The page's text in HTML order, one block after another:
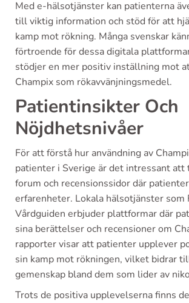
Med e-hälsotjänster kan patienterna
till viktig information och stöd för att
kamp mot rökning. Många svenskar
förtroende för dessa digitala
stödjer en mer positiv inställning mot
Champix som rökavvänjningsmedel.
Patientinsikter Och
Nöjdhetsnivåer
För att förstå hur användning av
patienter i Sverige är det intressant att
forum och recensionssidor där
erfarenheter. Lokala hälsotjänster som
Vårdguiden erbjuder plattformar där
sina berättelser och recensioner om
rapporter visar att patienter upplever
sin kamp mot rökningen, vilket bidrar
gemenskap bland dem som lider av
Trots de positiva upplevelserna finns